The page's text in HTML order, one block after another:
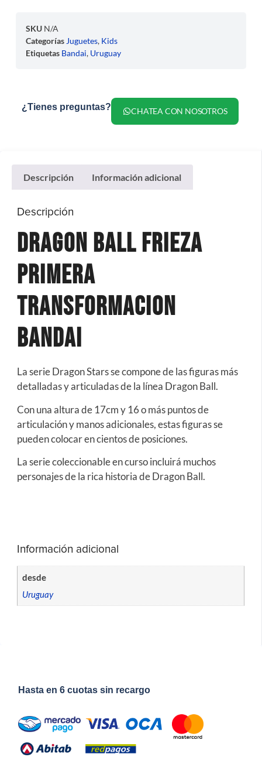
SKU N/A
Categorías Juguetes, Kids
Etiquetas Bandai, Uruguay
¿Tienes preguntas? CHATEA CON NOSOTROS
Descripción Información adicional
Descripción
Dragon Ball Frieza
Primera
Transformacion
Bandai
La serie Dragon Stars se compone de las figuras más
detalladas y articuladas de la línea Dragon Ball.
Con una altura de 17cm y 16 o más puntos de
articulación y manos adicionales, estas figuras se
pueden colocar en cientos de posiciones.
La serie coleccionable en curso incluirá muchos
personajes de la rica historia de Dragon Ball.
Información adicional
desde
Uruguay
Hasta en 6 cuotas sin recargo